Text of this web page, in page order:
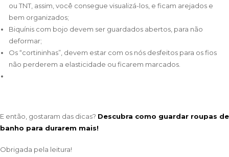
ou TNT, assim, você consegue visualizá-los, e ficam arejados e
bem organizados;
Biquínis com bojo devem ser guardados abertos, para não
deformar;
Os “cortininhas”, devem estar com os nós desfeitos para os fios
não perderem a elasticidade ou ficarem marcados.
E então, gostaram das dicas? Descubra como guardar roupas de
banho para durarem mais!
Obrigada pela leitura!